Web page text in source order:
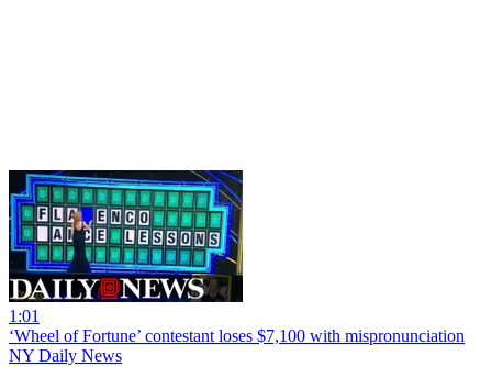
1:01
‘Wheel of Fortune’ contestant loses $7,100 with mispronunciation
NY Daily News